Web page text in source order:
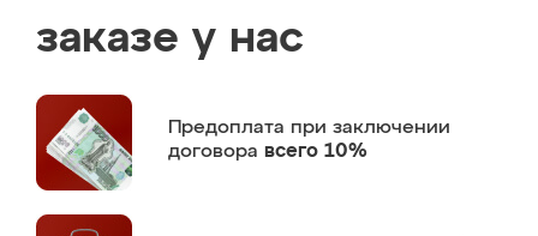
заказе у нас
Предоплата при заключении
договора всего 10%